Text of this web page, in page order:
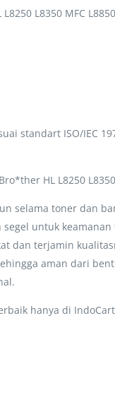
L8350 MFC
standart ISO/IEC
HL L8250
selama toner
untuk
dan terjamin
aman dari
hanya di